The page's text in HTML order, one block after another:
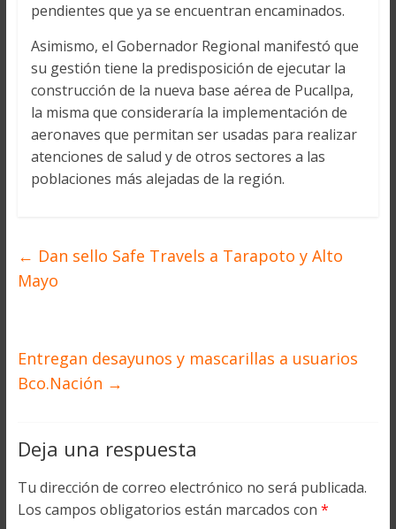
pendientes que ya se encuentran encaminados.
Asimismo, el Gobernador Regional manifestó que
su gestión tiene la predisposición de ejecutar la
construcción de la nueva base aérea de Pucallpa,
la misma que consideraría la implementación de
aeronaves que permitan ser usadas para realizar
atenciones de salud y de otros sectores a las
poblaciones más alejadas de la región.
← Dan sello Safe Travels a Tarapoto y Alto
Mayo
Entregan desayunos y mascarillas a usuarios
Bco.Nación →
Deja una respuesta
Tu dirección de correo electrónico no será publicada.
Los campos obligatorios están marcados con *